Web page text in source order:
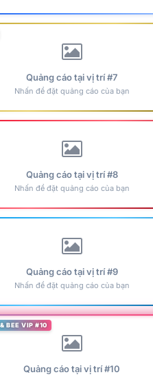
Quảng cáo tại vị trí #7
Nhấn để đặt quảng cáo của bạn
Quảng cáo tại vị trí #8
Nhấn để đặt quảng cáo của bạn
Quảng cáo tại vị trí #9
Nhấn để đặt quảng cáo của bạn
BEE VIP #10
Quảng cáo tại vị trí #10